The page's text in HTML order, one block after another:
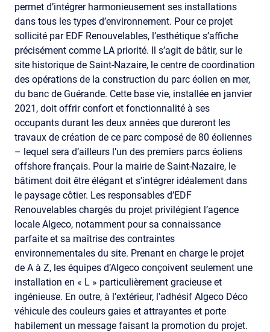
permet d’intégrer harmonieusement ses installations
dans tous les types d’environnement. Pour ce projet
sollicité par EDF Renouvelables, l’esthétique s’affiche
précisément comme LA priorité. Il s’agit de bâtir, sur le
site historique de Saint-Nazaire, le centre de coordination
des opérations de la construction du parc éolien en mer,
du banc de Guérande. Cette base vie, installée en janvier
2021, doit offrir confort et fonctionnalité à ses
occupants durant les deux années que dureront les
travaux de création de ce parc composé de 80 éoliennes
– lequel sera d’ailleurs l’un des premiers parcs éoliens
offshore français. Pour la mairie de Saint-Nazaire, le
bâtiment doit être élégant et s’intégrer idéalement dans
le paysage côtier. Les responsables d’EDF
Renouvelables chargés du projet privilégient l’agence
locale Algeco, notamment pour sa connaissance
parfaite et sa maîtrise des contraintes
environnementales du site. Prenant en charge le projet
de A à Z, les équipes d’Algeco conçoivent seulement une
installation en « L » particulièrement gracieuse et
ingénieuse. En outre, à l’extérieur, l’adhésif Algeco Déco
véhicule des couleurs gaies et attrayantes et porte
habilement un message faisant la promotion du projet.